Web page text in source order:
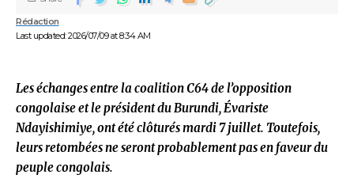
Last updated: 2026/07/09 at 8:34 AM
Rédaction
Les échanges entre la coalition C64 de l’opposition
congolaise et le président du Burundi, Évariste
Ndayishimiye, ont été clôturés mardi 7 juillet. Toutefois,
leurs retombées ne seront probablement pas en faveur du
peuple congolais.